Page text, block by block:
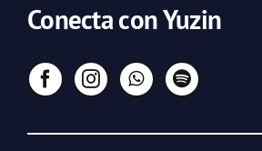
Conecta con Yuzin